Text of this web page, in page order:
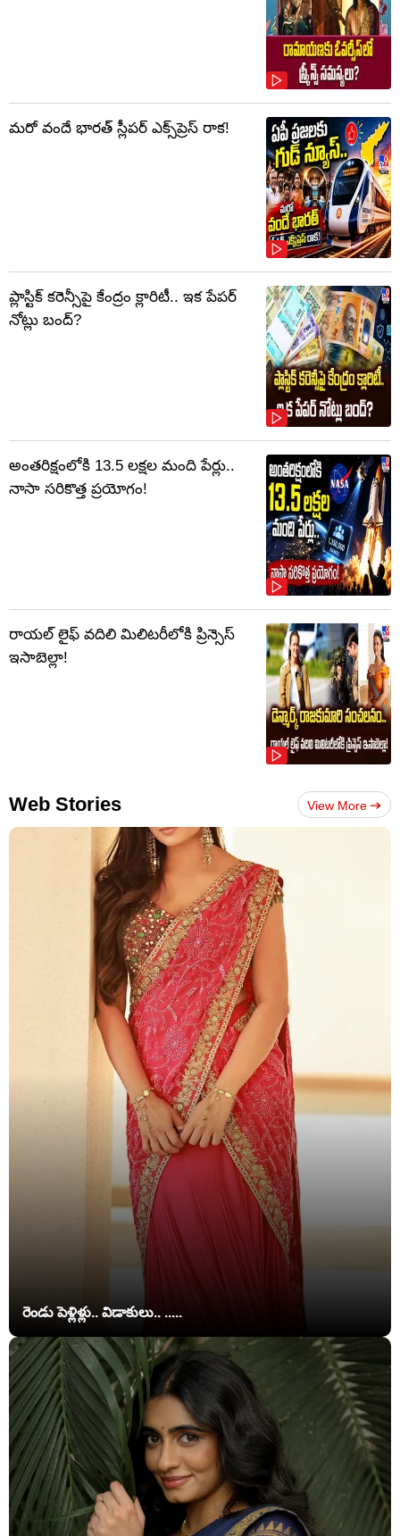
మరో వందే భారత్ స్లీపర్ ఎక్స్‌ప్రెస్ రాక!
ప్లాస్టిక్‌ కరెన్సీపై కేంద్రం క్లారిటీ.. ఇక పేపర్‌
నోట్లు బంద్‌?
అంతరిక్షంలోకి 13.5 లక్షల మంది పేర్లు..
నాసా సరికొత్త ప్రయోగం!
రాయల్ లైఫ్ వదిలి మిలిటరీలోకి ప్రిన్సెస్
ఇసాబెల్లా!
Web Stories View More
రెండు పెళ్లిళ్లు.. విడాకులు.. .....